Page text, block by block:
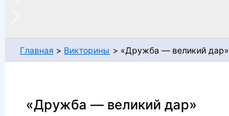
Главная Викторины «Дружба — великий дар»
«Дружба — великий дар»